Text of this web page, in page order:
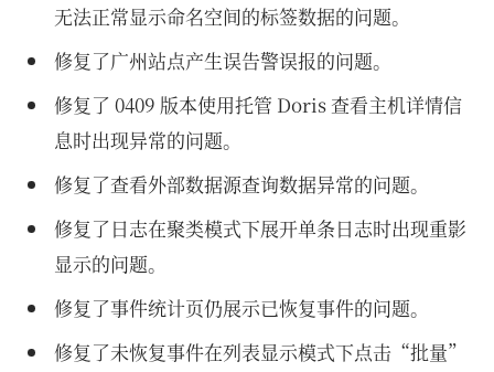
无法正常显示命名空间的标签数据的问题。
修复了广州站点产生误告警误报的问题。
修复了 0409 版本使用托管 Doris 查看主机详情信
息时出现异常的问题。
修复了查看外部数据源查询数据异常的问题。
修复了日志在聚类模式下展开单条日志时出现重影
显示的问题。
修复了事件统计页仍展示已恢复事件的问题。
修复了未恢复事件在列表显示模式下点击“批量”